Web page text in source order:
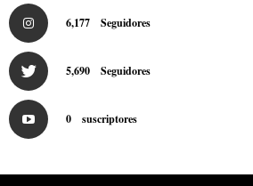
6,177 Seguidores
5,690 Seguidores
0 suscriptores